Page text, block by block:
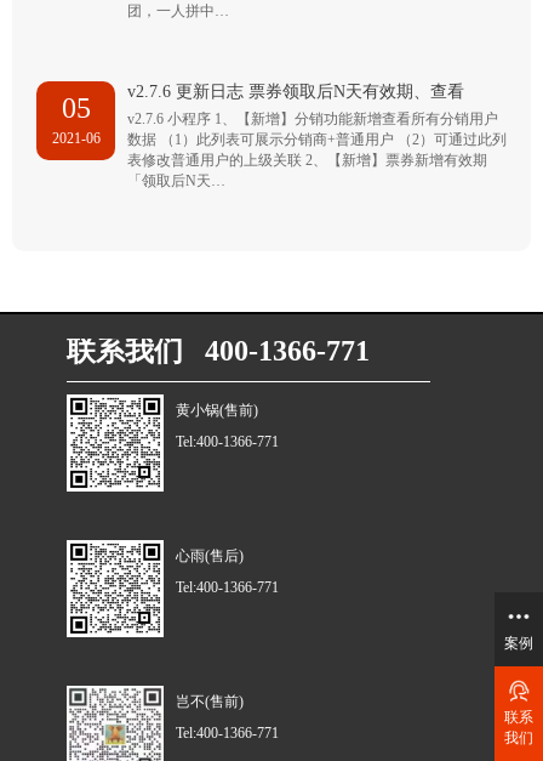
团，一人拼中…
05
2021-06
v2.7.6 更新日志 票券领取后N天有效期、查看
v2.7.6 小程序 1、【新增】分销功能新增查看所有分销用户
数据 （1）此列表可展示分销商+普通用户 （2）可通过此列
表修改普通用户的上级关联 2、【新增】票券新增有效期
「领取后N天…
联系我们 400-1366-771
黄小锅(售前)
Tel:400-1366-771
心雨(售后)
Tel:400-1366-771
岂不(售前)
Tel:400-1366-771
案例
联系
我们